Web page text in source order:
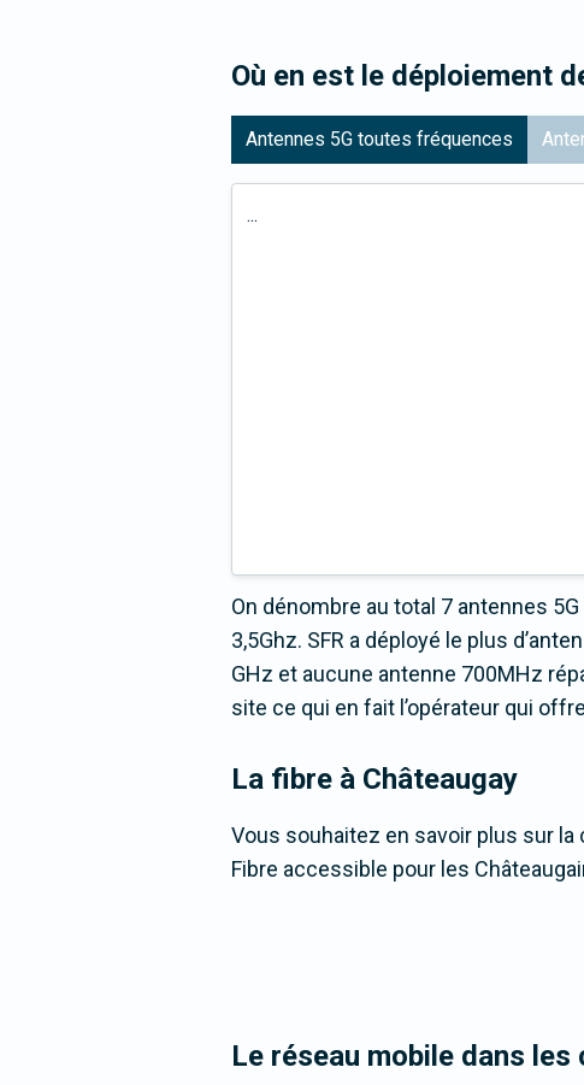
Où en est le déploiement
Antennes 5G toutes fréquences
...
On dénombre au total 7 antennes
3,5Ghz. SFR a déployé le plus
GHz et aucune antenne 700MHz
site ce qui en fait l’opérateur qui
La fibre à Châteaugay
Vous souhaitez en savoir plus sur la
Fibre accessible pour les
Le réseau mobile dans